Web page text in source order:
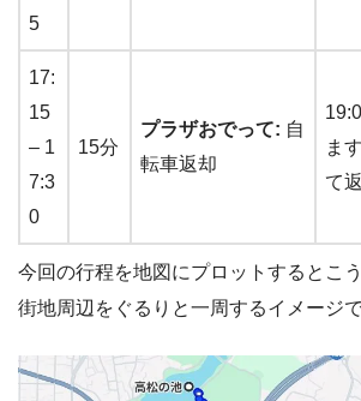
5
17:
15
– 1
7:3
0
15分
プラザおでって: 自
転車返却
ま
て
今回の行程を地図にプロットするとこ
街地周辺をぐるりと一周するイメージで